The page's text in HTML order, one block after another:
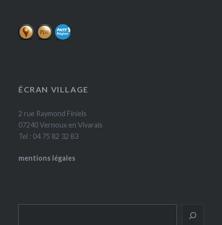
ÉCRAN VILLAGE
2 rue Raymond Finiels
07240 Vernoux en Vivarais
Tel : 04 75 82 32 83
mentions légales